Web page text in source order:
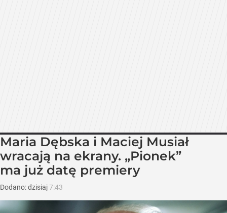
Maria Dębska i Maciej Musiał
wracają na ekrany. „Pionek”
ma już datę premiery
Dodano:dzisiaj7:43